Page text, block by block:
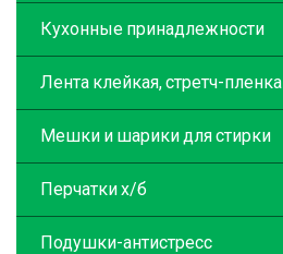
Кухонные принадлежности
Лента клейкая, стретч-пленка
Мешки и шарики для стирки
Перчатки х/б
Подушки-антистресс